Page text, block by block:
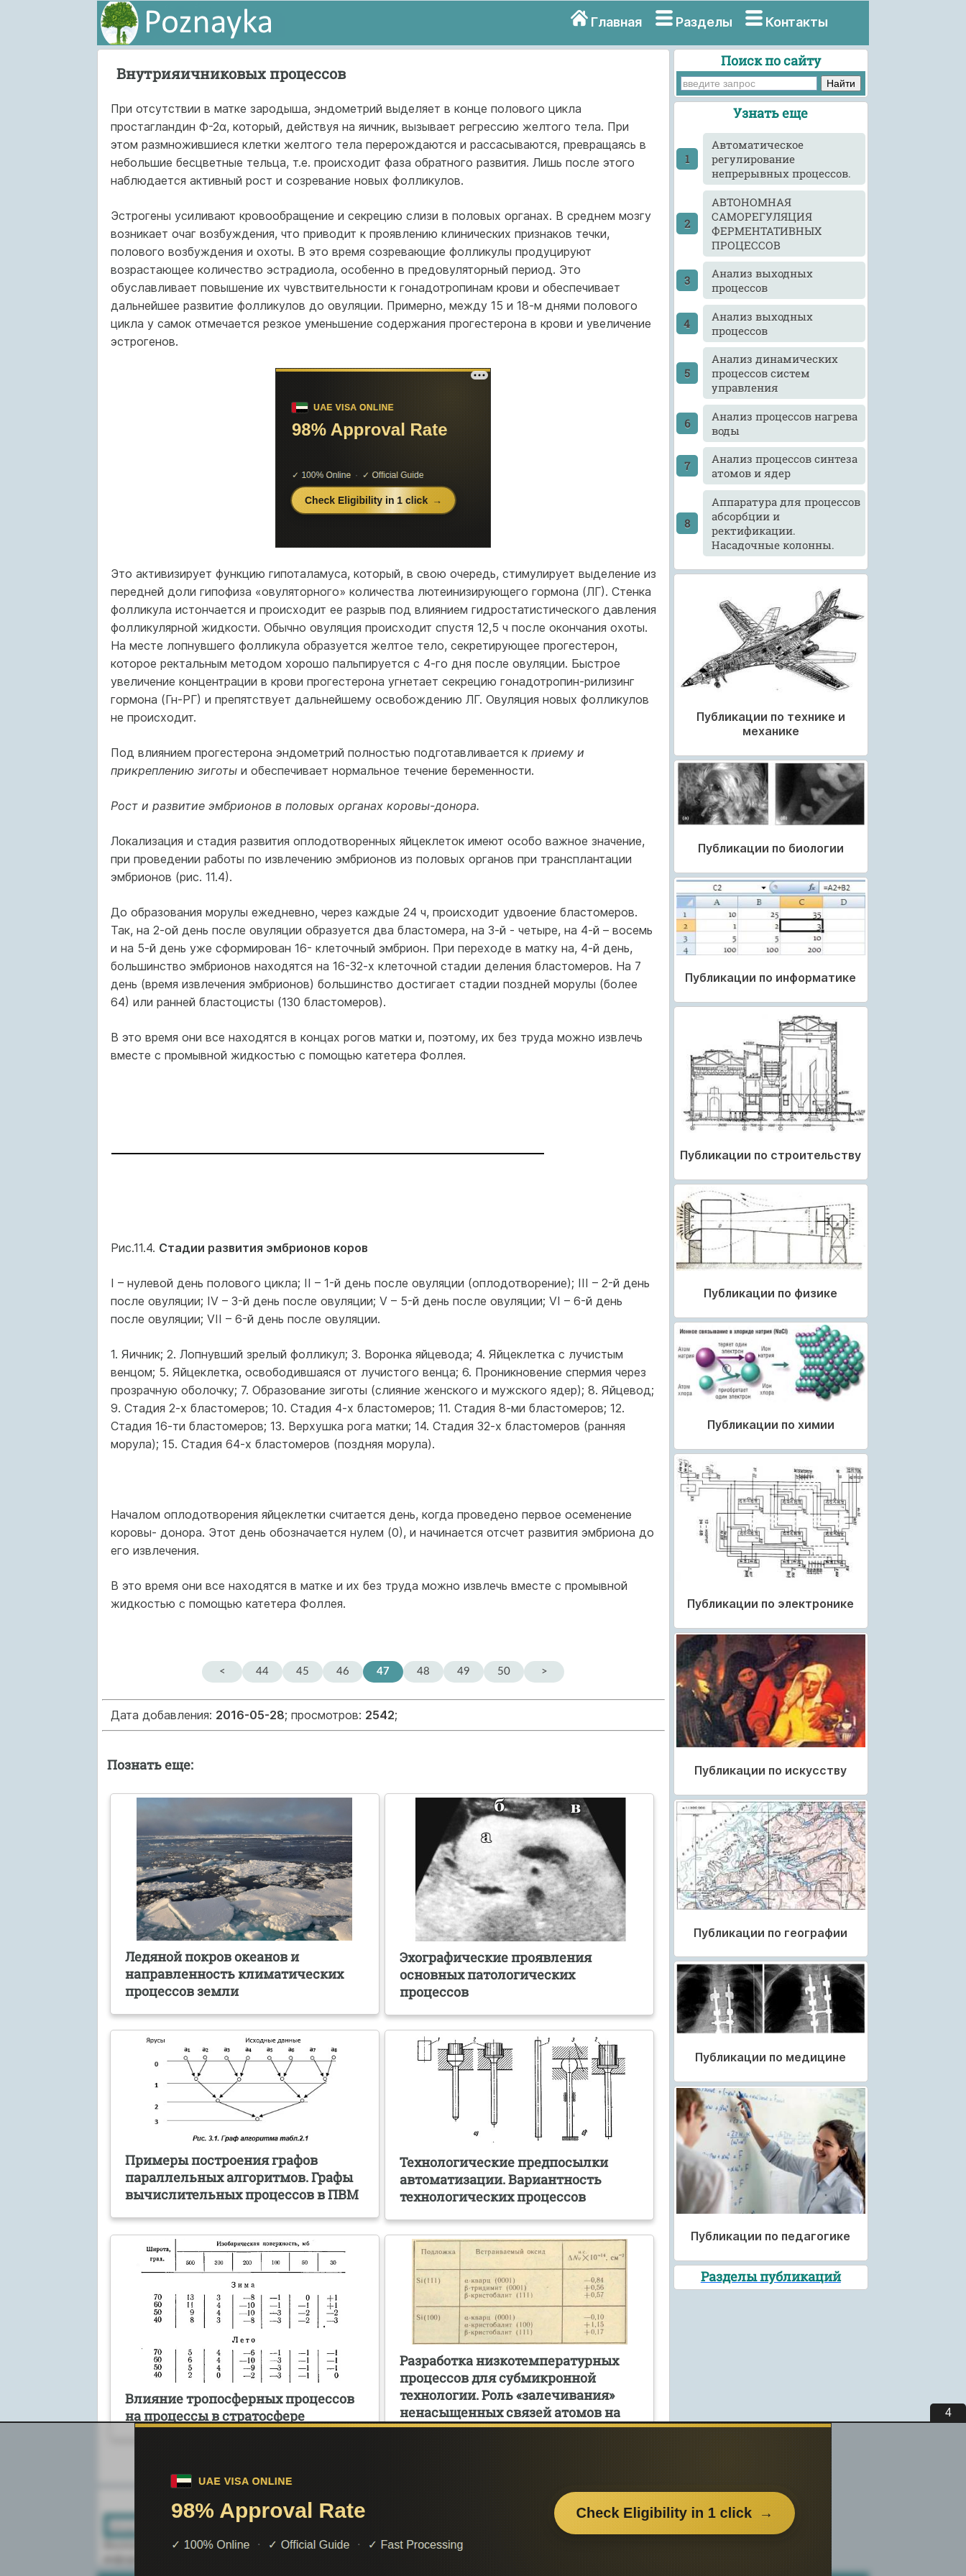
Главная Разделы Контакты
Внутрияичниковых процессов
При отсутствии в матке зародыша, эндометрий выделяет в конце полового цикла
простагландин Ф-2α, который, действуя на яичник, вызывает регрессию желтого тела. При
этом размножившиеся клетки желтого тела перерождаются и рассасываются, превращаясь в
небольшие бесцветные тельца, т.е. происходит фаза обратного развития. Лишь после этого
наблюдается активный рост и созревание новых фолликулов.
Эстрогены усиливают кровообращение и секрецию слизи в половых органах. В среднем мозгу
возникает очаг возбуждения, что приводит к проявлению клинических признаков течки,
полового возбуждения и охоты. В это время созревающие фолликулы продуцируют
возрастающее количество эстрадиола, особенно в предовуляторный период. Это
обуславливает повышение их чувствительности к гонадотропинам крови и обеспечивает
дальнейшее развитие фолликулов до овуляции. Примерно, между 15 и 18-м днями полового
цикла у самок отмечается резкое уменьшение содержания прогестерона в крови и увеличение
эстрогенов.
Это активизирует функцию гипоталамуса, который, в свою очередь, стимулирует выделение из
передней доли гипофиза «овуляторного» количества лютеинизирующего гормона (ЛГ). Стенка
фолликула истончается и происходит ее разрыв под влиянием гидростатистического давления
фолликулярной жидкости. Обычно овуляция происходит спустя 12,5 ч после окончания охоты.
На месте лопнувшего фолликула образуется желтое тело, секретирующее прогестерон,
которое ректальным методом хорошо пальпируется с 4-го дня после овуляции. Быстрое
увеличение концентрации в крови прогестерона угнетает секрецию гонадотропин-рилизинг
гормона (Гн-РГ) и препятствует дальнейшему освобождению ЛГ. Овуляция новых фолликулов
не происходит.
Под влиянием прогестерона эндометрий полностью подготавливается к приему и
прикреплению зиготыи обеспечивает нормальное течение беременности.
Рост и развитие эмбрионов в половых органах коровы-донора.
Локализация и стадия развития оплодотворенных яйцеклеток имеют особо важное значение,
при проведении работы по извлечению эмбрионов из половых органов при трансплантации
эмбрионов (рис. 11.4).
До образования морулы ежедневно, через каждые 24 ч, происходит удвоение бластомеров.
Так, на 2-ой день после овуляции образуется два бластомера, на 3-й - четыре, на 4-й – восемь
и на 5-й день уже сформирован 16- клеточный эмбрион. При переходе в матку на, 4-й день,
большинство эмбрионов находятся на 16-32-х клеточной стадии деления бластомеров. На 7
день (время извлечения эмбрионов) большинство достигает стадии поздней морулы (более
64) или ранней бластоцисты (130 бластомеров).
В это время они все находятся в концах рогов матки и, поэтому, их без труда можно извлечь
вместе с промывной жидкостью с помощью катетера Фоллея.
Рис.11.4. Стадии развития эмбрионов коров
I – нулевой день полового цикла; II – 1-й день после овуляции (оплодотворение); III – 2-й день
после овуляции; IV – 3-й день после овуляции; V – 5-й день после овуляции; VI – 6-й день
после овуляции; VII – 6-й день после овуляции.
1. Яичник; 2. Лопнувший зрелый фолликул; 3. Воронка яйцевода; 4. Яйцеклетка с лучистым
венцом; 5. Яйцеклетка, освободившаяся от лучистого венца; 6. Проникновение спермия через
прозрачную оболочку; 7. Образование зиготы (слияние женского и мужского ядер); 8. Яйцевод;
9. Стадия 2-х бластомеров; 10. Стадия 4-х бластомеров; 11. Стадия 8-ми бластомеров; 12.
Стадия 16-ти бластомеров; 13. Верхушка рога матки; 14. Стадия 32-х бластомеров (ранняя
морула); 15. Стадия 64-х бластомеров (поздняя морула).
Началом оплодотворения яйцеклетки считается день, когда проведено первое осеменение
коровы- донора. Этот день обозначается нулем (0), и начинается отсчет развития эмбриона до
его извлечения.
В это время они все находятся в матке и их без труда можно извлечь вместе с промывной
жидкостью с помощью катетера Фоллея.
< 44 45 46 47 48 49 50 >
Дата добавления: 2016-05-28; просмотров: 2542;
Познать еще:
Ледяной покров океанов и
направленность климатических
процессов земли
Эхографические проявления
основных патологических
процессов
Примеры построения графов
параллельных алгоритмов. Графы
вычислительных процессов в ПВМ
Технологические предпосылки
автоматизации. Вариантность
технологических процессов
Влияние тропосферных процессов
на процессы в стратосфере
Разработка низкотемпературных
процессов для субмикронной
технологии. Роль «залечивания»
ненасыщенных связей атомов на
межфазных границах в
Поиск по сайту
Узнать еще
Автоматическое
регулирование
непрерывных процессов.
АВТОНОМНАЯ
САМОРЕГУЛЯЦИЯ
ФЕРМЕНТАТИВНЫХ
ПРОЦЕССОВ
Анализ выходных
процессов
Анализ выходных
процессов
Анализ динамических
процессов систем
управления
Анализ процессов нагрева
воды
Анализ процессов синтеза
атомов и ядер
Аппаратура для процессов
абсорбции и
ректификации.
Насадочные колонны.
Публикации по технике и
механике
Публикации по биологии
Публикации по информатике
Публикации по строительству
Публикации по физике
Публикации по химии
Публикации по электронике
Публикации по искусству
Публикации по географии
Публикации по медицине
Публикации по педагогике
Разделы публикаций
Поиск по сайту:
Воспользовавшись поиском можно найти нужную
информацию на сайте.
Поделитесь с друзьями:
Считаете данную информацию полезной, добавьте
сайт познайка в закладки и расскажите о нем
друзьям в соц. сетях.
3